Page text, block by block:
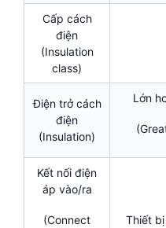
Cấp cách
điện
(Insulation
class)
Điện trở cách
điện
(Insulation)
Lớn
Kết nối điện
áp vào/ra
(Connect
Thiết